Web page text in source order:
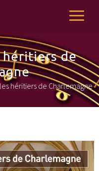
héritiers de
héritiers de Charlemagne